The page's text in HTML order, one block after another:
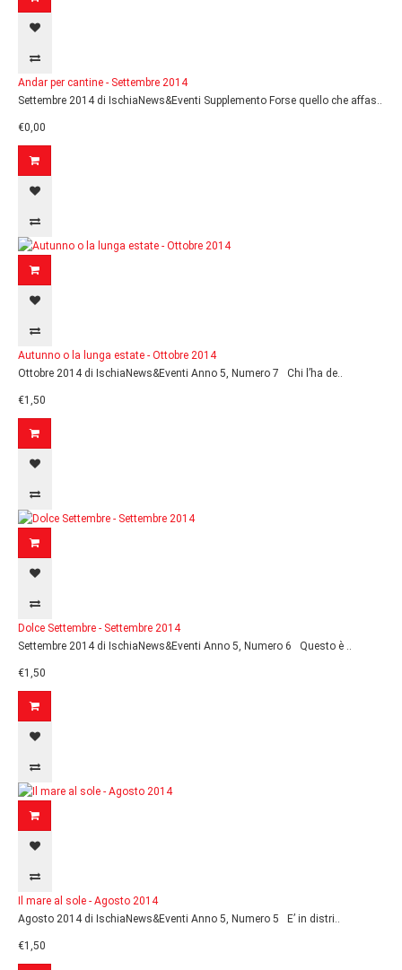
Andar per cantine - Settembre 2014
Settembre 2014 di IschiaNews&Eventi Supplemento Forse quello che affas..
€0,00
Autunno o la lunga estate - Ottobre 2014
Ottobre 2014 di IschiaNews&Eventi Anno 5, Numero 7 Chi l’ha de..
€1,50
Dolce Settembre - Settembre 2014
Settembre 2014 di IschiaNews&Eventi Anno 5, Numero 6 Questo è ..
€1,50
Il mare al sole - Agosto 2014
Agosto 2014 di IschiaNews&Eventi Anno 5, Numero 5 E’ in distri..
€1,50